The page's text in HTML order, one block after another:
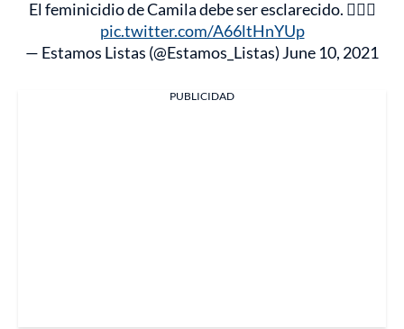
El feminicidio de Camila debe ser esclarecido. 👇🏾🧵
pic.twitter.com/A66ltHnYUp
— Estamos Listas (@Estamos_Listas) June 10, 2021
PUBLICIDAD